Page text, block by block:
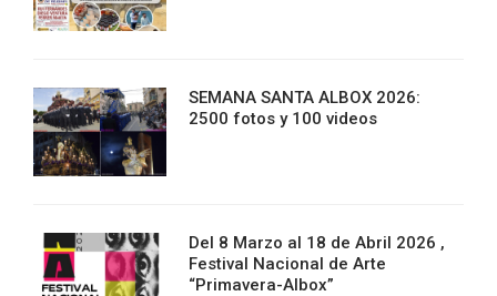
SEMANA SANTA ALBOX 2026:
2500 fotos y 100 videos
Del 8 Marzo al 18 de Abril 2026 ,
Festival Nacional de Arte
“Primavera-Albox”